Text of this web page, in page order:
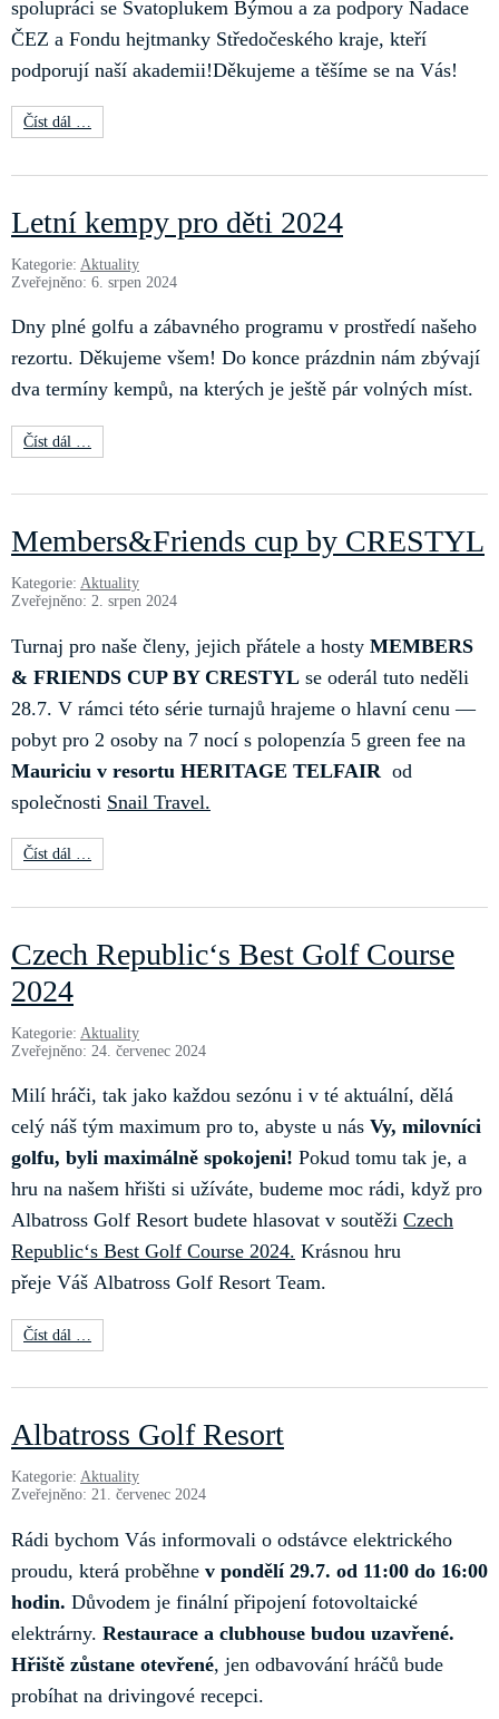
spolupráci se Svatoplukem Býmou a za podpory Nadace
ČEZ a Fondu hejtmanky Středočeského kraje, kteří
podporují naší akademii!Děkujeme a těšíme se na Vás!
Číst dál …
Letní kempy pro děti 2024
Kategorie: Aktuality
Zveřejněno: 6. srpen 2024
Dny plné golfu a zábavného programu v prostředí našeho
rezortu. Děkujeme všem! Do konce prázdnin nám zbývají
dva termíny kempů, na kterých je ještě pár volných míst.
Číst dál …
Members&Friends cup by CRESTYL
Kategorie: Aktuality
Zveřejněno: 2. srpen 2024
Turnaj pro naše členy, jejich přátele a hosty MEMBERS
& FRIENDS CUP BY CRESTYL se oderál tuto neděli
28.7. V rámci této série turnajů hrajeme o hlavní cenu —
pobyt pro 2 osoby na 7 nocí s polopenzía 5 green fee na
Mauriciu v resortu HERITAGE TELFAIR od
společnosti Snail Travel.
Číst dál …
Czech Republic‘s Best Golf Course
2024
Kategorie: Aktuality
Zveřejněno: 24. červenec 2024
Milí hráči, tak jako každou sezónu i v té aktuální, dělá
celý náš tým maximum pro to, abyste u nás Vy, milovníci
golfu, byli maximálně spokojeni! Pokud tomu tak je, a
hru na našem hřišti si užíváte, budeme moc rádi, když pro
Albatross Golf Resort budete hlasovat v soutěži Czech
Republic‘s Best Golf Course 2024. Krásnou hru
přeje Váš Albatross Golf Resort Team.
Číst dál …
Albatross Golf Resort
Kategorie: Aktuality
Zveřejněno: 21. červenec 2024
Rádi bychom Vás informovali o odstávce elektrického
proudu, která proběhne v pondělí 29.7. od 11:00 do 16:00
hodin. Důvodem je finální připojení fotovoltaické
elektrárny. Restaurace a clubhouse budou uzavřené.
Hřiště zůstane otevřené, jen odbavování hráčů bude
probíhat na drivingové recepci.